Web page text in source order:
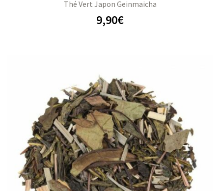
Thé Vert Japon Geinmaicha
9,90€